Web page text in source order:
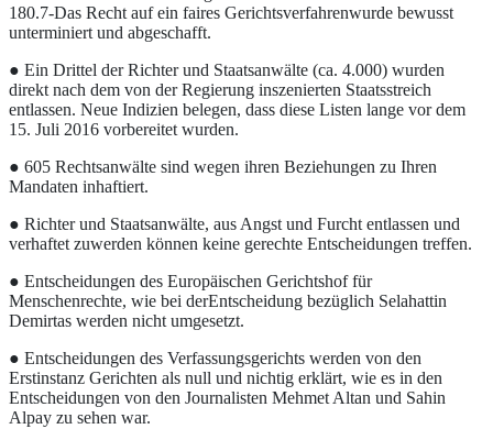
180.7-Das Recht auf ein faires Gerichtsverfahrenwurde bewusst
unterminiert und abgeschafft.
● Ein Drittel der Richter und Staatsanwälte (ca. 4.000) wurden
direkt nach dem von der Regierung inszenierten Staatsstreich
entlassen. Neue Indizien belegen, dass diese Listen lange vor dem
15. Juli 2016 vorbereitet wurden.
● 605 Rechtsanwälte sind wegen ihren Beziehungen zu Ihren
Mandaten inhaftiert.
● Richter und Staatsanwälte, aus Angst und Furcht entlassen und
verhaftet zuwerden können keine gerechte Entscheidungen treffen.
● Entscheidungen des Europäischen Gerichtshof für
Menschenrechte, wie bei derEntscheidung bezüglich Selahattin
Demirtas werden nicht umgesetzt.
● Entscheidungen des Verfassungsgerichts werden von den
Erstinstanz Gerichten als null und nichtig erklärt, wie es in den
Entscheidungen von den Journalisten Mehmet Altan und Sahin
Alpay zu sehen war.